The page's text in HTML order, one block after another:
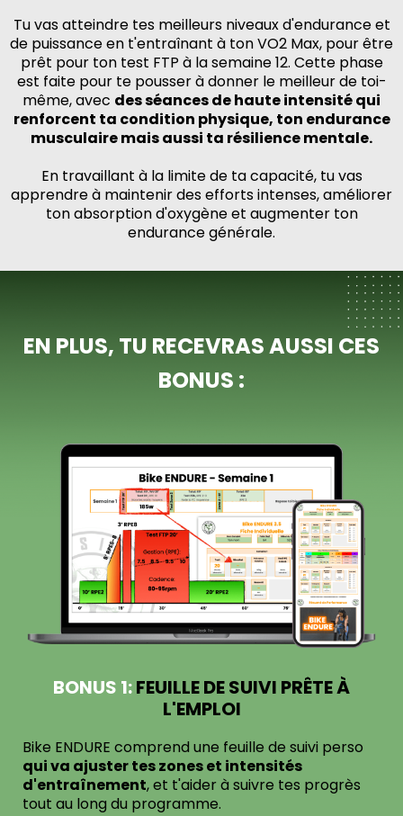
Tu vas atteindre tes meilleurs niveaux d'endurance et
de puissance en t'entraînant à ton VO2 Max, pour être
prêt pour ton test FTP à la semaine 12. Cette phase
est faite pour te pousser à donner le meilleur de toi-
même, avec des séances de haute intensité qui
renforcent ta condition physique, ton endurance
musculaire mais aussi ta résilience mentale.
En travaillant à la limite de ta capacité, tu vas
apprendre à maintenir des efforts intenses, améliorer
ton absorption d'oxygène et augmenter ton
endurance générale.
EN PLUS, TU RECEVRAS AUSSI CES
BONUS :
BONUS 1:FEUILLE DE SUIVI PRÊTE À
L'EMPLOI
Bike ENDURE comprend une feuille de suivi perso
qui va ajuster tes zones et intensités
d'entraînement, et t'aider à suivre tes progrès
tout au long du programme.